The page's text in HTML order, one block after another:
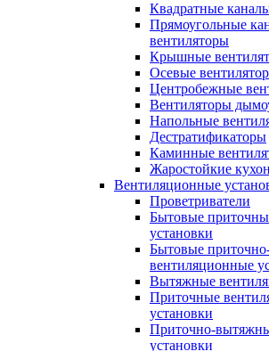
Квадратные
Прямоугольные
вентиляторы
Крышные
Осевые
Центробежные
Вентиляторы
Напольные
Дестратификаторы
Каминные
Жаростойкие
Вентиляционные
Проветриватели
Бытовые
установки
Бытовые
вентиляционные
Вытяжные
Приточные
установки
Приточно-
установки